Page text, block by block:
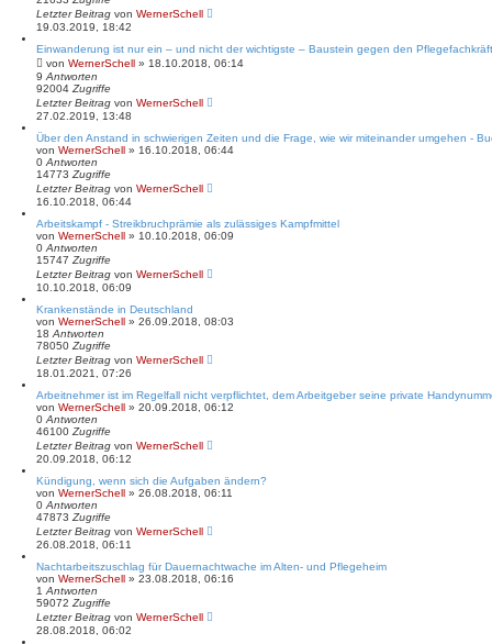
Letzter Beitrag von WernerSchell
19.03.2019, 18:42
Einwanderung ist nur ein – und nicht der wichtigste – Baustein gegen den
von WernerSchell » 18.10.2018, 06:14
9 Antworten
92004 Zugriffe
Letzter Beitrag von WernerSchell
27.02.2019, 13:48
Über den Anstand in schwierigen Zeiten und die Frage, wie wir miteinander umgehen -
von WernerSchell » 16.10.2018, 06:44
0 Antworten
14773 Zugriffe
Letzter Beitrag von WernerSchell
16.10.2018, 06:44
Arbeitskampf - Streikbruchprämie als zulässiges Kampfmittel
von WernerSchell » 10.10.2018, 06:09
0 Antworten
15747 Zugriffe
Letzter Beitrag von WernerSchell
10.10.2018, 06:09
Krankenstände in Deutschland
von WernerSchell » 26.09.2018, 08:03
18 Antworten
78050 Zugriffe
Letzter Beitrag von WernerSchell
18.01.2021, 07:26
Arbeitnehmer ist im Regelfall nicht verpflichtet, dem Arbeitgeber seine private
von WernerSchell » 20.09.2018, 06:12
0 Antworten
46100 Zugriffe
Letzter Beitrag von WernerSchell
20.09.2018, 06:12
Kündigung, wenn sich die Aufgaben ändern?
von WernerSchell » 26.08.2018, 06:11
0 Antworten
47873 Zugriffe
Letzter Beitrag von WernerSchell
26.08.2018, 06:11
Nachtarbeitszuschlag für Dauernachtwache im Alten- und Pflegeheim
von WernerSchell » 23.08.2018, 06:16
1 Antworten
59072 Zugriffe
Letzter Beitrag von WernerSchell
28.08.2018, 06:02